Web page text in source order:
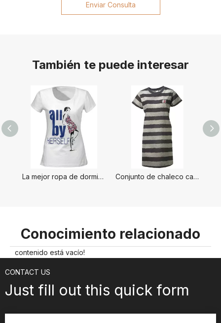
Enviar Consulta
También te puede interesar
La mejor ropa de dormir para mujer Conjunto de chaleco caliente para damas
Conocimiento relacionado
contenido está vacío!
CONTACT US
Just fill out this quick form